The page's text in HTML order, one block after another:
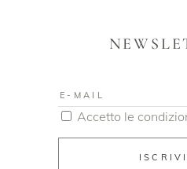
Accetto le